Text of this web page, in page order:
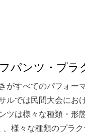
パンツ・プラ
すべてのパフォー
では民間大会にお
は様々な種類・形
様々な種類のプラ